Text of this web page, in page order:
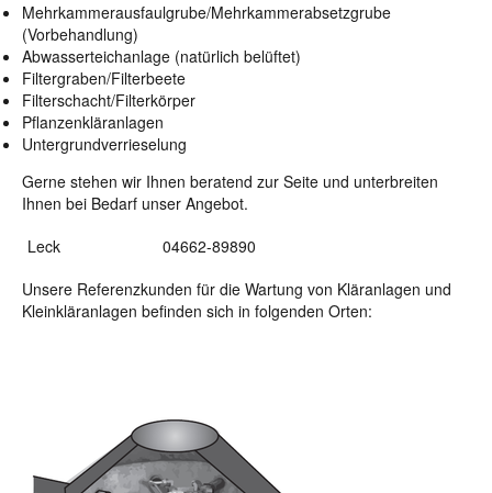
Mehrkammerausfaulgrube/Mehrkammerabsetzgrube
(Vorbehandlung)
Abwasserteichanlage (natürlich belüftet)
Filtergraben/Filterbeete
Filterschacht/Filterkörper
Pflanzenkläranlagen
Untergrundverrieselung
Gerne stehen wir Ihnen beratend zur Seite und unterbreiten
Ihnen bei Bedarf unser Angebot.
Leck
04662-89890
Unsere Referenzkunden für die Wartung von Kläranlagen und
Kleinkläranlagen befinden sich in folgenden Orten: